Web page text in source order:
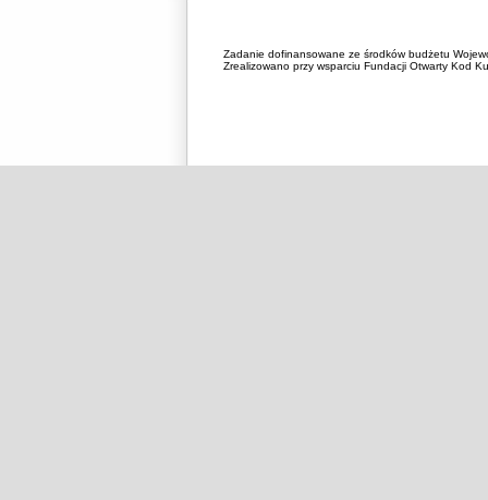
Zadanie dofinansowane ze środków budżetu
Zrealizowano przy wsparciu Fundacji Otwarty Kod